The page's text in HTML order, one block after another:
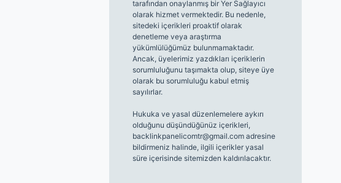
tarafından onaylanmış bir Yer Sağlayıcı
olarak hizmet vermektedir. Bu nedenle,
sitedeki içerikleri proaktif olarak
denetleme veya araştırma
yükümlülüğümüz bulunmamaktadır.
Ancak, üyelerimiz yazdıkları içeriklerin
sorumluluğunu taşımakta olup, siteye üye
olarak bu sorumluluğu kabul etmiş
sayılırlar.
Hukuka ve yasal düzenlemelere aykırı
olduğunu düşündüğünüz içerikleri,
backlinkpanelicomtr@gmail.comadresine
bildirmeniz halinde, ilgili içerikler yasal
süre içerisinde sitemizden kaldırılacaktır.